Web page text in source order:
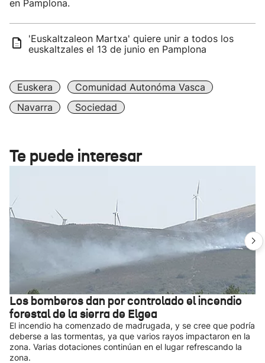
en Pamplona.
'Euskaltzaleon Martxa' quiere unir a todos los
euskaltzales el 13 de junio en Pamplona
Euskera
Comunidad Autonóma Vasca
Navarra
Sociedad
Te puede interesar
Los bomberos dan por controlado el incendio
forestal de la sierra de Elgea
El incendio ha comenzado de madrugada, y se cree que podría
deberse a las tormentas, ya que varios rayos impactaron en la
zona. Varias dotaciones continúan en el lugar refrescando la
zona.